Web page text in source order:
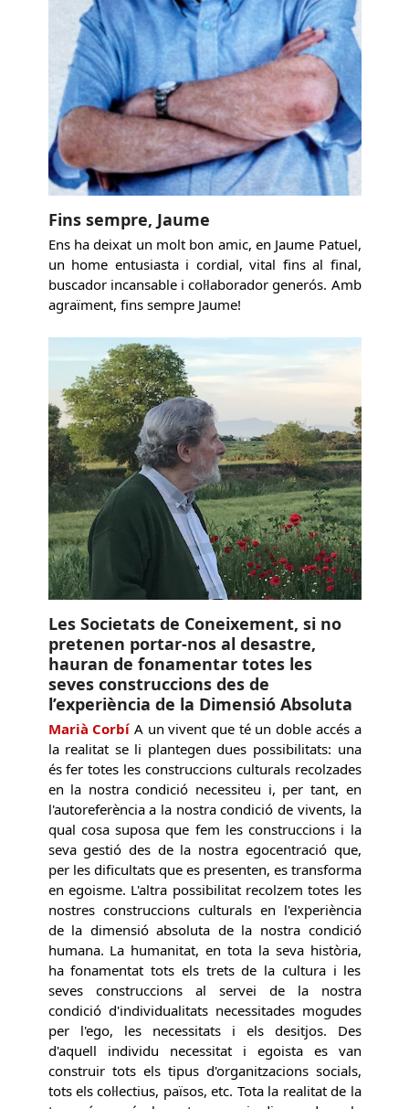
Fins sempre, Jaume
Ens ha deixat un molt bon amic, en Jaume Patuel,
un home entusiasta i cordial, vital fins al final,
buscador incansable i col·laborador generós. Amb
agraïment, fins sempre Jaume!
Les Societats de Coneixement, si no
pretenen portar-nos al desastre,
hauran de fonamentar totes les
seves construccions des de
l’experiència de la Dimensió Absoluta
Marià Corbí A un vivent que té un doble accés a
la realitat se li plantegen dues possibilitats: una
és fer totes les construccions culturals recolzades
en la nostra condició necessiteu i, per tant, en
l'autoreferència a la nostra condició de vivents, la
qual cosa suposa que fem les construccions i la
seva gestió des de la nostra egocentració que,
per les dificultats que es presenten, es transforma
en egoisme. L'altra possibilitat recolzem totes les
nostres construccions culturals en l'experiència
de la dimensió absoluta de la nostra condició
humana. La humanitat, en tota la seva història,
ha fonamentat tots els trets de la cultura i les
seves construccions al servei de la nostra
condició d'individualitats necessitades mogudes
per l'ego, les necessitats i els desitjos. Des
d'aquell individu necessitat i egoista es van
construir tots els tipus d'organitzacions socials,
tots els col·lectius, països, etc. Tota la realitat de la